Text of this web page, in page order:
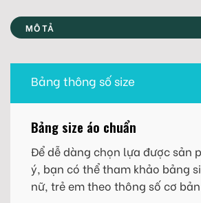
MÔ TẢ
Bảng thông số size
Bảng size áo chuẩn
Để dễ dàng chọn lựa được sản
ý, bạn có thể tham khảo bảng
nữ, trẻ em theo thông số cơ